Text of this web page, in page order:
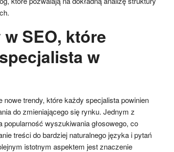
SEO, które
w
trendy, które każdy specjalista powinien
do zmieniającego się rynku. Jednym z
wyszukiwania głosowego, co
treści do bardziej naturalnego języka i pytań
istotnym aspektem jest znaczenie